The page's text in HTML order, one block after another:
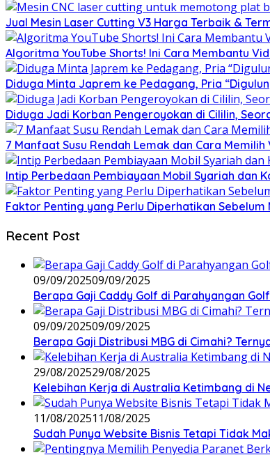
Jual Mesin Laser Cutting V3 Harga Terbaik &
Algoritma YouTube Shorts! Ini Cara Membantu
Diduga Minta Japrem ke Pedagang, Pria
Diduga Jadi Korban Pengeroyokan di Cililin,
7 Manfaat Susu Rendah Lemak dan Cara
Intip Perbedaan Pembiayaan Mobil Syariah dan
Faktor Penting yang Perlu Diperhatikan Sebelum
Recent Post
09/09/202509/09/2025
Berapa Gaji Caddy Golf di Parahyangan
09/09/202509/09/2025
Berapa Gaji Distribusi MBG di Cimahi?
29/08/202529/08/2025
Kelebihan Kerja di Australia Ketimbang di
11/08/202511/08/2025
Sudah Punya Website Bisnis Tetapi Tidak